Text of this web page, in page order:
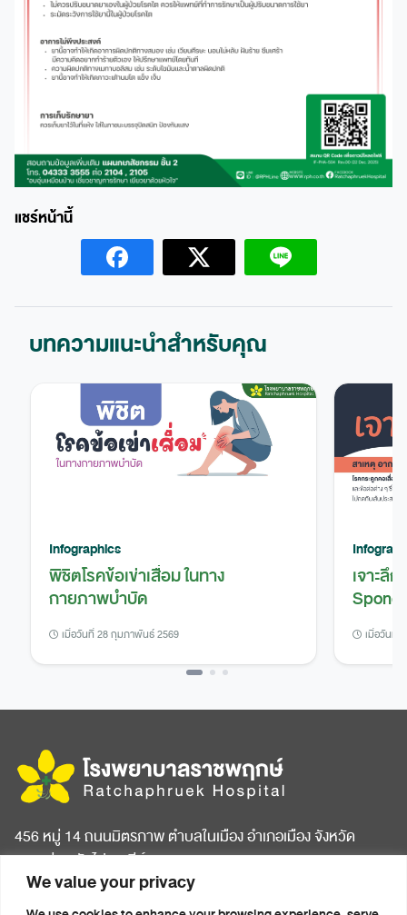
We value your privacy
บทความแนะนำสำหรับคุณ
Infographics
พิชิตโรคข้อเข่าเสื่อม ในทาง
กายภาพบำบัด
เมื่อวันที่ 28 กุมภาพันธ์ 2569
เจาะลึ
เมื่อวันที่
456 หมู่ 14 ถนนมิตรภาพ ตำบลในเมือง อำเภอเมือง จังหวัด
ขอนแก่น รหัสไปรษณีย์ 40000
หน้าแรก บทความสุขภาพ